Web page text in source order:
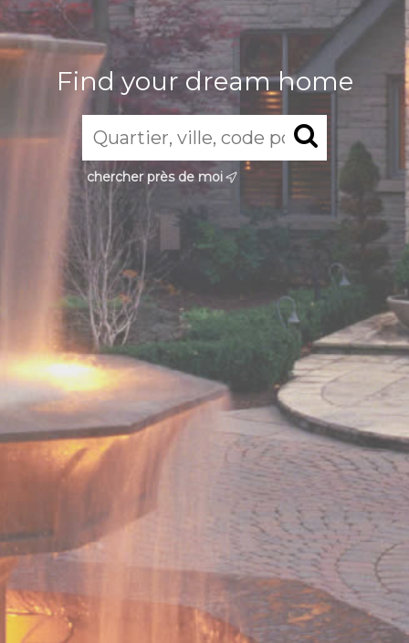
Find your dream home
chercher près de moi